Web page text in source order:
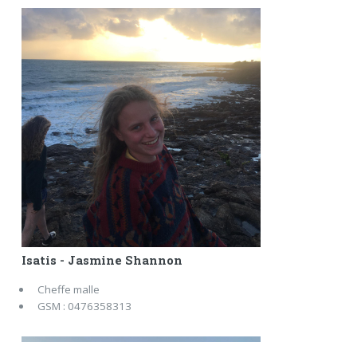
Isatis - Jasmine Shannon
Cheffe malle
GSM : 0476358313